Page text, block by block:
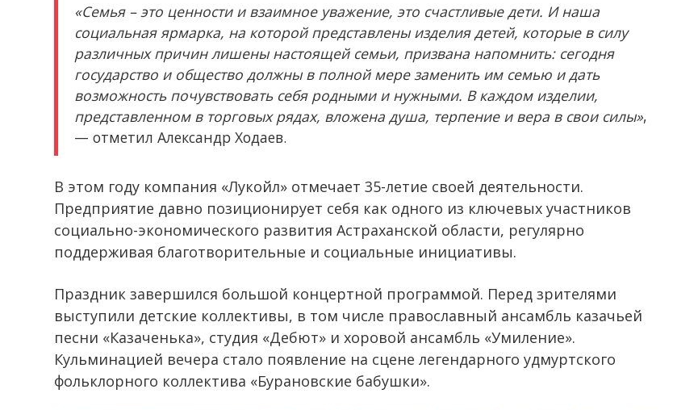
«Семья – это ценности и взаимное уважение, это счастливые дети. И наша
социальная ярмарка, на которой представлены изделия детей, которые в силу
различных причин лишены настоящей семьи, призвана напомнить: сегодня
государство и общество должны в полной мере заменить им семью и дать
возможность почувствовать себя родными и нужными. В каждом изделии,
представленном в торговых рядах, вложена душа, терпение и вера в свои силы»,
— отметил Александр Ходаев.
В этом году компания «Лукойл» отмечает 35-летие своей деятельности.
Предприятие давно позиционирует себя как одного из ключевых участников
социально-экономического развития Астраханской области, регулярно
поддерживая благотворительные и социальные инициативы.
Праздник завершился большой концертной программой. Перед зрителями
выступили детские коллективы, в том числе православный ансамбль казачьей
песни «Казаченька», студия «Дебют» и хоровой ансамбль «Умиление».
Кульминацией вечера стало появление на сцене легендарного удмуртского
фольклорного коллектива «Бурановские бабушки».